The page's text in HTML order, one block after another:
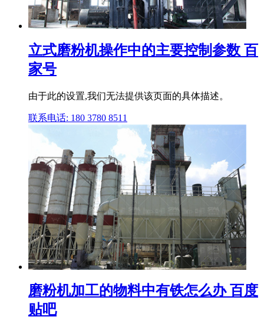
立式磨粉机操作中的主要控制参数 百
家号
由于此的设置,我们无法提供该页面的具体描述。
联系电话: 180 3780 8511
磨粉机加工的物料中有铁怎么办 百度
贴吧